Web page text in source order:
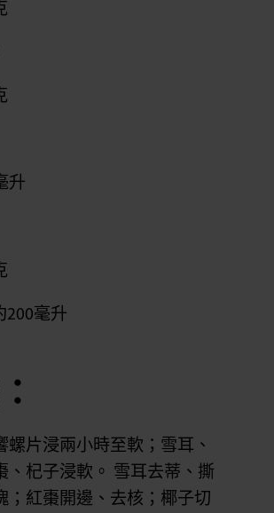
升
200毫升
螺片浸兩小時至軟；雪耳、
、杞子浸軟。 雪耳去蒂、撕
；紅棗開邊、去核；椰子切